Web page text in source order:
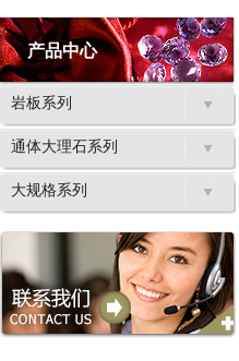
产品中心
岩板系列
通体大理石系列
大规格系列